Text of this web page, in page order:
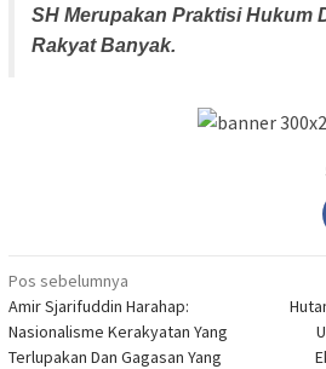
SH Merupakan Praktisi Hukum
Rakyat Banyak.
Navigasi
pos
Pos sebelumnya
Amir Sjarifuddin Harahap:
Nasionalisme Kerakyatan Yang
Terlupakan Dan Gagasan Yang